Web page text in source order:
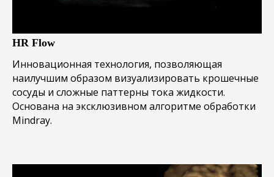
HR Flow
Инновационная технология, позволяющая
наилучшим образом визуализировать крошечные
сосуды и сложные паттерны тока жидкости.
Основана на эксклюзивном алгоритме обработки
Mindray.